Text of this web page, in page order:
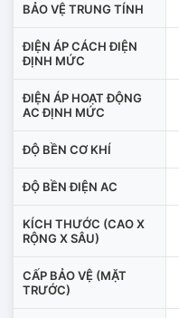
BẢO VỆ TRUNG TÍNH
ĐIỆN ÁP CÁCH ĐIỆN
ĐỊNH MỨC
ĐIỆN ÁP HOẠT ĐỘNG
AC ĐỊNH MỨC
ĐỘ BỀN CƠ KHÍ
ĐỘ BỀN ĐIỆN AC
KÍCH THƯỚC (CAO X
RỘNG X SÂU)
CẤP BẢO VỆ (MẶT
TRƯỚC)